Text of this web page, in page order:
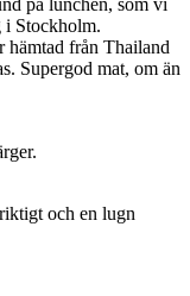
i Stockholm.
hämtad från Thailand
Supergod mat, om än
och en lugn